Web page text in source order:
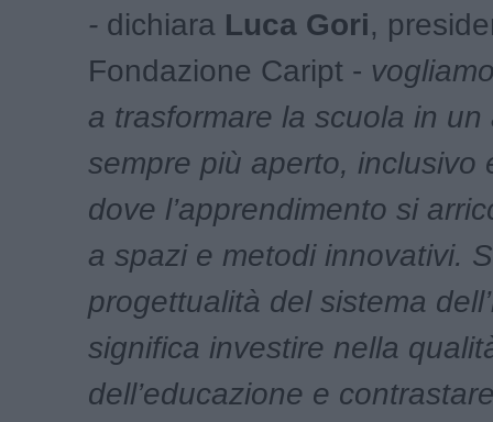
- dichiara Luca Gori,
Fondazione Caript -
a trasformare la scuola in un
sempre più aperto, inclusivo
dove l’apprendimento si
a spazi e metodi innovativi.
progettualità del sistema
significa investire nella
dell’educazione e